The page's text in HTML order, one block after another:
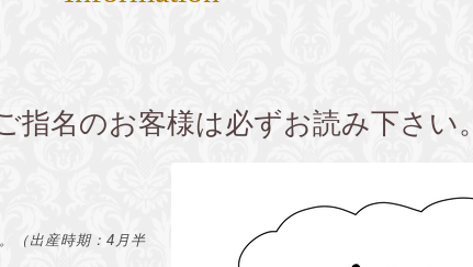
名のお客様は必ずお読み下さい。
（出産時期：4月半